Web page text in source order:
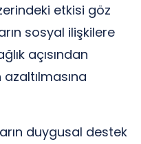
etkisi göz
sosyal ilişkilere
açısından
duygusal destek